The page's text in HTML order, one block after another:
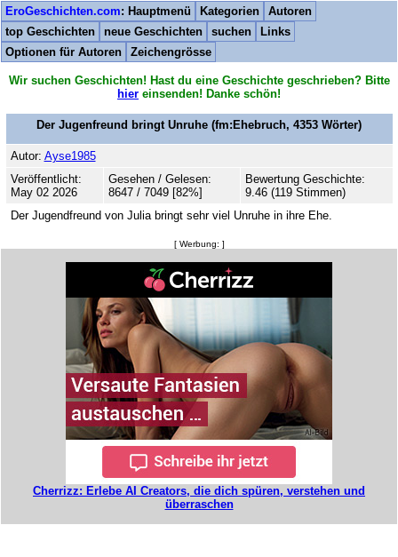
EroGeschichten.com: Hauptmenü Kategorien
Autoren
top Geschichten
neue Geschichten suchen
Links
Optionen für Autoren
Zeichengrösse
Wir suchen Geschichten! Hast du eine Geschichte geschrieben? Bitte
hier einsenden! Danke schön!
Der Jugenfreund bringt Unruhe (fm:Ehebruch, 4353 Wörter)
Autor: Ayse1985
Veröffentlicht:
May 02 2026
Gesehen / Gelesen:
8647 / 7049 [82%]
Bewertung Geschichte:
9.46 (119 Stimmen)
Der Jugendfreund von Julia bringt sehr viel Unruhe in ihre Ehe.
[ Werbung: ]
Cherrizz: Erlebe AI Creators, die dich spüren, verstehen und
überraschen